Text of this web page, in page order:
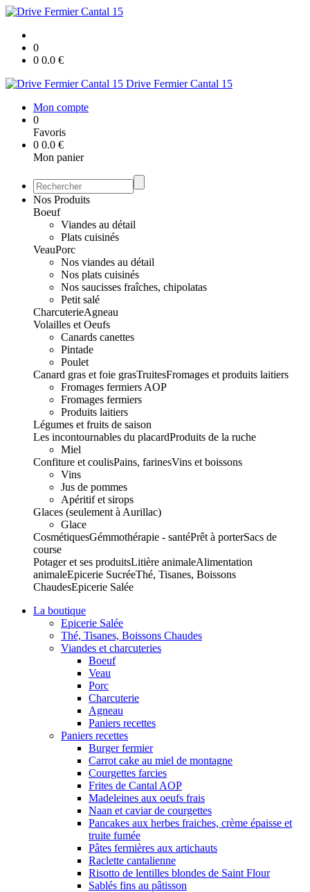
0
0 0.0 €
Drive Fermier Cantal 15
Mon compte
0
Favoris
0 0.0 €
Mon panier
Nos Produits
Boeuf
Viandes au détail
Plats cuisinés
VeauPorc
Nos viandes au détail
Nos plats cuisinés
Nos saucisses fraîches, chipolatas
Petit salé
CharcuterieAgneau
Volailles et Oeufs
Canards canettes
Pintade
Poulet
Canard gras et foie grasTruitesFromages et produits laitiers
Fromages fermiers AOP
Fromages fermiers
Produits laitiers
Légumes et fruits de saison
Les incontournables du placardProduits de la ruche
Miel
Confiture et coulisPains, farinesVins et boissons
Vins
Jus de pommes
Apéritif et sirops
Glaces (seulement à Aurillac)
Glace
CosmétiquesGémmothérapie - santéPrêt à porterSacs de
course
Potager et ses produitsLitière animaleAlimentation
animaleEpicerie SucréeThé, Tisanes, Boissons
ChaudesEpicerie Salée
La boutique
Epicerie Salée
Thé, Tisanes, Boissons Chaudes
Viandes et charcuteries
Boeuf
Veau
Porc
Charcuterie
Agneau
Paniers recettes
Paniers recettes
Burger fermier
Carrot cake au miel de montagne
Courgettes farcies
Frites de Cantal AOP
Madeleines aux oeufs frais
Naan et caviar de courgettes
Pancakes aux herbes fraiches, crème épaisse et
truite fumée
Pâtes fermières aux artichauts
Raclette cantalienne
Risotto de lentilles blondes de Saint Flour
Sablés fins au pâtisson